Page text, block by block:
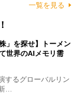
一覧を見る
」を探せ】トーメン
世界のAIメモリ需
するグローバルリン
…